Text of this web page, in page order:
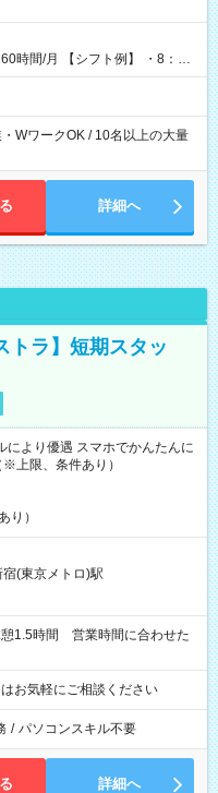
例】 ・8：00
WワークOK / 10名以上の大量
詳細へ
トラ】短期スタッ
より優遇 スマホでかんたんに
上限、条件あり）
り）
宿(東京メトロ)駅
お気軽にご相談ください
/ パソコンスキル不要
詳細へ